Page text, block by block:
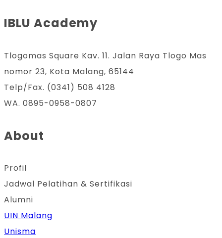
IBLU Academy
Tlogomas Square Kav. 11. Jalan Raya Tlogo Mas
nomor 23, Kota Malang, 65144
Telp/Fax. (0341) 508 4128
WA. 0895-0958-0807
About
Profil
Jadwal Pelatihan & Sertifikasi
Alumni
UIN Malang
Unisma